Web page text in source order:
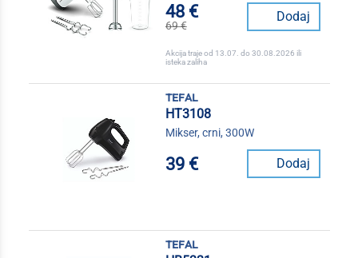
48 €
69 €
Dodaj
Akcija traje od 13.07. do 30.08.2026 ili
isteka zaliha
tefal
HT3108
Mikser, crni, 300W
39 € Dodaj
tefal